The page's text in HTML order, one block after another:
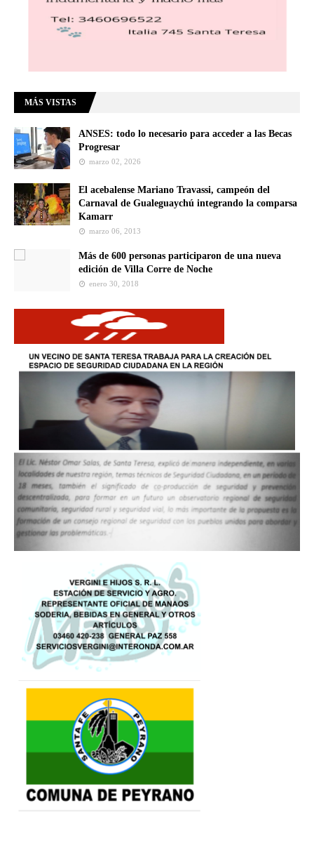
MÁS VISTAS
ANSES: todo lo necesario para acceder a las Becas
Progresar
marzo 02, 2026
El acebalense Mariano Travassi, campeón del
Carnaval de Gualeguaychú integrando la comparsa
Kamarr
marzo 06, 2013
Más de 600 personas participaron de una nueva
edición de Villa Corre de Noche
enero 30, 2018